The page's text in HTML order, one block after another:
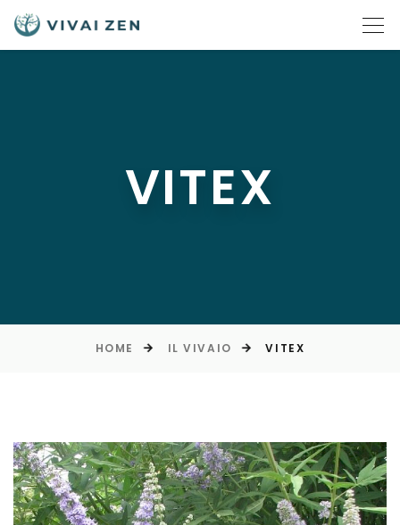
VITEX
HOME IL VIVAIO VITEX